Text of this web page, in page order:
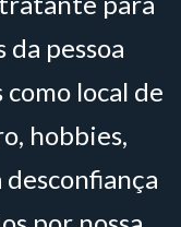
da pessoa
local de
hobbies,